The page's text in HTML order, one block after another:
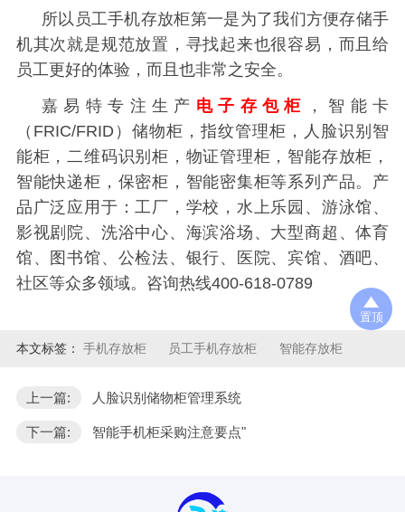
所以员工手机存放柜第一是为了我们方便存储手
机其次就是规范放置，寻找起来也很容易，而且给
员工更好的体验，而且也非常之安全。
嘉易特专注生产 电子存包柜
，智能卡
（FRIC/FRID）储物柜，指纹管理柜，人脸识别智
能柜，二维码识别柜，物证管理柜，智能存放柜，
智能快递柜，保密柜，智能密集柜等系列产品。产
品广泛应用于：工厂，学校，水上乐园、游泳馆、
影视剧院、洗浴中心、海滨浴场、大型商超、体育
馆、图书馆、公检法、银行、医院、宾馆、酒吧、
社区等众多领域。咨询热线400-618-0789
本文标签： 手机存放柜 员工手机存放柜 智能存放柜
上一篇: 人脸识别储物柜管理系统
下一篇: 智能手机柜采购注意要点"
置顶